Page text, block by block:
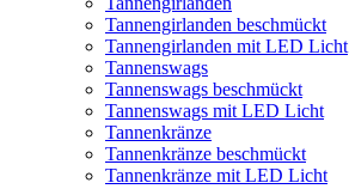
Tannengirlanden beschmückt
Tannengirlanden mit LED Licht
Tannenswags
Tannenswags beschmückt
Tannenswags mit LED Licht
Tannenkränze
Tannenkränze beschmückt
Tannenkränze mit LED Licht